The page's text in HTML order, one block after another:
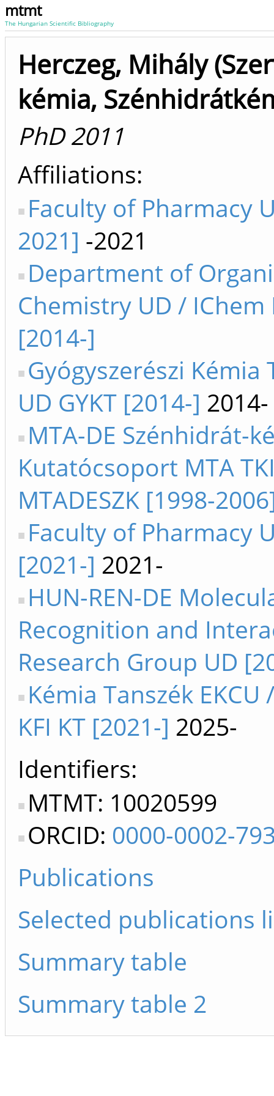
mtmt
The Hungarian Scientific Bibliography
Herczeg, Mihály
kémia,
PhD 2011
Affiliations
Faculty of Pharmacy
2021] -2021
Department of
Chemistry UD / IChem
[2014-]
Gyógyszerészi Kémia
UD GYKT [2014-] 2014-
MTA-DE Szénhidrát-
Kutatócsoport MTA
MTADESZK [1998-
Faculty of Pharmacy
[2021-] 2021-
HUN-REN-DE
Recognition and
Research Group UD
Kémia Tanszék EKCU
KFI KT [2021-] 2025-
Identifiers
MTMT: 10020599
ORCID: 0000-0002-
Publications
Selected publications
Summary table
Summary table 2